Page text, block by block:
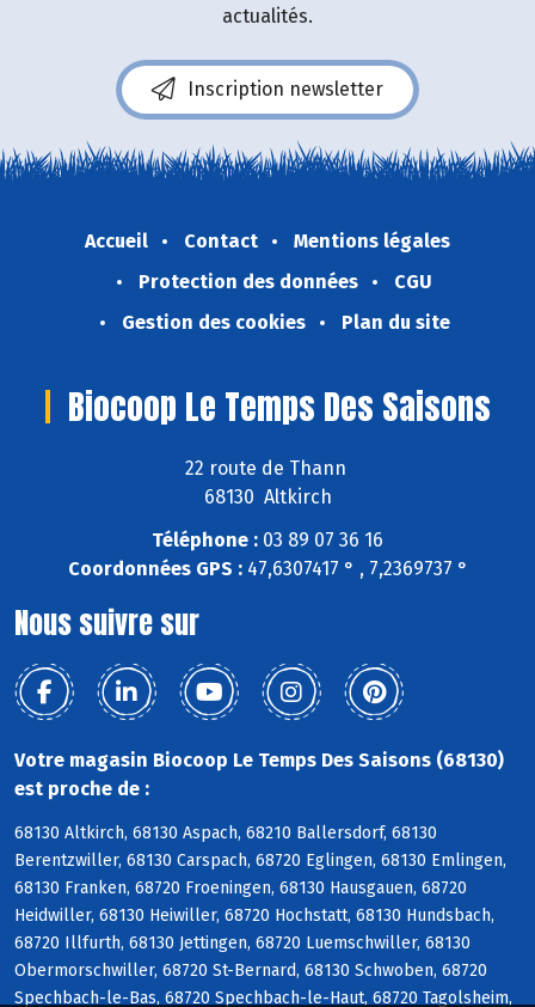
actualités.
Inscription newsletter
Accueil Contact
Mentions légales
Protection des données
CGU
Gestion des cookies
Plan du site
Biocoop Le Temps Des Saisons
22 route de Thann
68130 Altkirch
Téléphone : 03 89 07 36 16
Coordonnées GPS :47,6307417 ° , 7,2369737 °
Nous suivre sur
Votre magasin Biocoop Le Temps Des Saisons (68130)
est proche de :
68130 Altkirch, 68130 Aspach, 68210 Ballersdorf, 68130
Berentzwiller, 68130 Carspach, 68720 Eglingen, 68130 Emlingen,
68130 Franken, 68720 Froeningen, 68130 Hausgauen, 68720
Heidwiller, 68130 Heiwiller, 68720 Hochstatt, 68130 Hundsbach,
68720 Illfurth, 68130 Jettingen, 68720 Luemschwiller, 68130
Obermorschwiller, 68720 St-Bernard, 68130 Schwoben, 68720
Spechbach-le-Bas, 68720 Spechbach-le-Haut, 68720 Tagolsheim,